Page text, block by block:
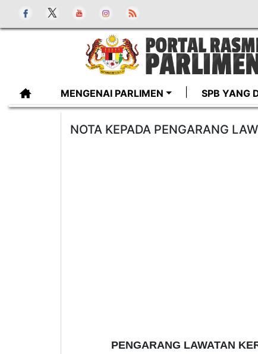
MENGENAI PARLIMEN SPB YANG
NOTA KEPADA PENGARANG
PENGARANG LAWATAN